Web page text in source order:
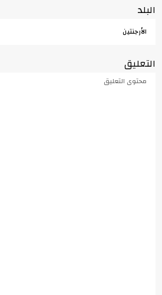
البلد
التعليق